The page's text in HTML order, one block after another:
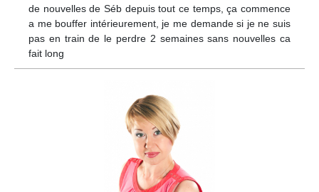
de nouvelles de Séb depuis tout ce temps, ça commence
a me bouffer intérieurement, je me demande si je ne suis
pas en train de le perdre 2 semaines sans nouvelles ca
fait long